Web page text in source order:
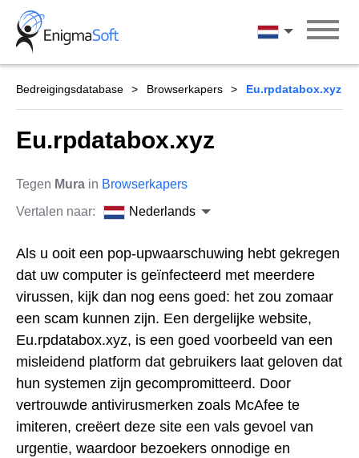
Skip
content
Nederlands
Bedreigingsdatabase Browserkapers Eu.rpdatabox.xyz
Eu.rpdatabox.xyz
Tegen Mura in Browserkapers
Vertalen naar:
Nederlands
Als u ooit een pop-upwaarschuwing hebt gekregen
dat uw computer is geïnfecteerd met meerdere
virussen, kijk dan nog eens goed: het zou zomaar
een scam kunnen zijn. Een dergelijke website,
Eu.rpdatabox.xyz, is een goed voorbeeld van een
misleidend platform dat gebruikers laat geloven dat
hun systemen zijn gecompromitteerd. Door
vertrouwde antivirusmerken zoals McAfee te
imiteren, creëert deze site een vals gevoel van
urgentie, waardoor bezoekers onnodige en